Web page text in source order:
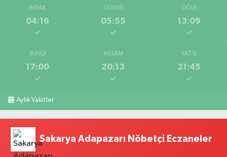
İMSAK
04:16
GÜNEŞ
05:55
ÖĞLE
13:09
İKINDI
17:00
AKŞAM
20:13
YATSI
21:45
Aylık Vakitler
Sakarya Adapazarı Nöbetçi Eczaneler